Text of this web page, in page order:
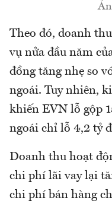
Theo đó, doanh
vụ nửa đầu năm
đồng tăng nhẹ so
ngoái. Tuy nhiên,
khiến EVN lỗ gộp
ngoái chỉ lỗ 4,2 tỷ
Doanh thu hoạt
chi phí lãi vay lại
chi phí bán hàng